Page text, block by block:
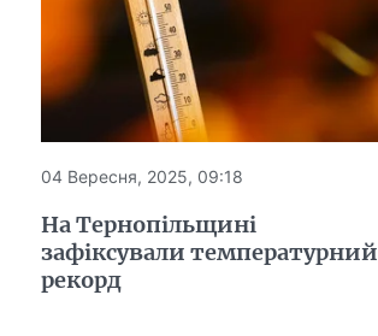
04 Вересня, 2025, 09:18
На Тернопільщині
зафіксували температурний
рекорд